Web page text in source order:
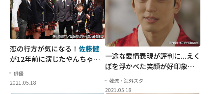
恋の行方が気になる！ 佐藤健
が12年前に演じたやんちゃで
一本気な執事役
俳優
2021.05.18
一途な愛情表現が評判に...えく
ぼを浮かべた笑顔が好印象な
キム・ミンギュ
韓流・海外スター
2021.05.18